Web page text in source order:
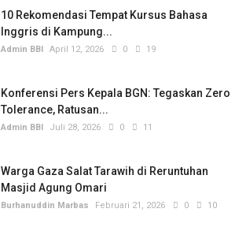
10 Rekomendasi Tempat Kursus Bahasa
Inggris di Kampung...
Admin BBI April 12, 2026 0 19
Konferensi Pers Kepala BGN: Tegaskan Zero
Tolerance, Ratusan...
Admin BBI Juli 28, 2026 0 11
Warga Gaza Salat Tarawih di Reruntuhan
Masjid Agung Omari
Burhanuddin Marbas Februari 21, 2026 0 10